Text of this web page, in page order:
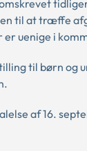
til at træffe
uenige i
til børn
af 16.